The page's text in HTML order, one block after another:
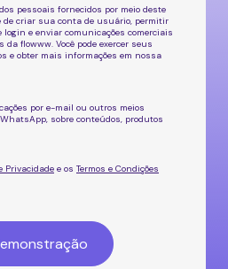
pessoais fornecidos por meio deste
criar sua conta de usuário, permitir
login e enviar comunicações comerciais
da flowww. Você pode exercer seus
e obter mais informações em nossa
por e-mail ou outros meios
sobre conteúdos, produtos
Privacidade e os Termos e Condições